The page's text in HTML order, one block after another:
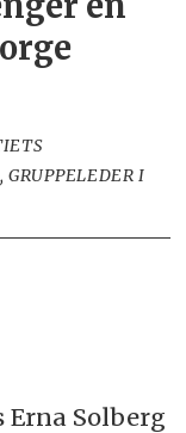
I
Erna Solberg